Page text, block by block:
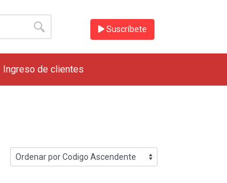
Suscríbete
Ingreso de clientes